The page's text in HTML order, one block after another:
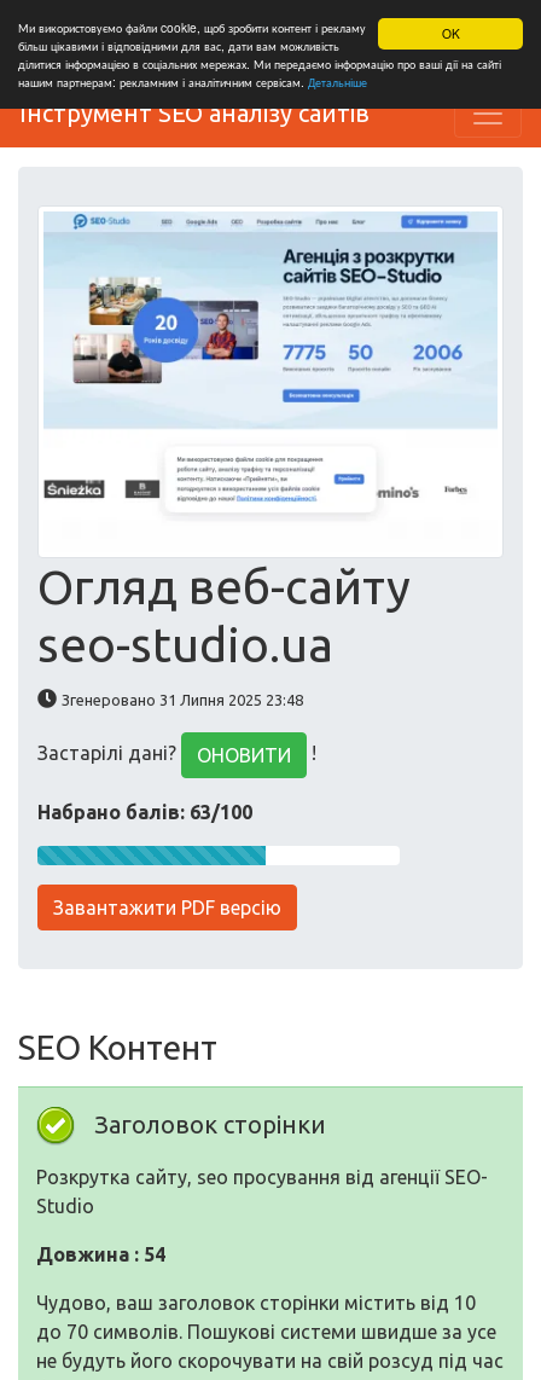
OK
Ми використовуємо файли cookie, щоб зробити контент і рекламу
більш цікавими і відповідними для вас, дати вам можливість
ділитися інформацією в соціальних мережах. Ми передаємо інформацію про ваші дії на сайті
нашим партнерам: рекламним і аналітичним сервісам. Детальніше
Інструмент SEO аналізу сайтів
Огляд веб-сайту
seo-studio.ua
Згенеровано 31 Липня 2025 23:48
Застарілі дані? ОНОВИТИ !
Набрано балів: 63/100
Завантажити PDF версію
SEO Контент
Заголовок сторінки
Розкрутка сайту, seo просування від агенції SEO-
Studio
Довжина : 54
Чудово, ваш заголовок сторінки містить від 10
до 70 символів. Пошукові системи швидше за усе
не будуть його скорочувати на свій розсуд під час